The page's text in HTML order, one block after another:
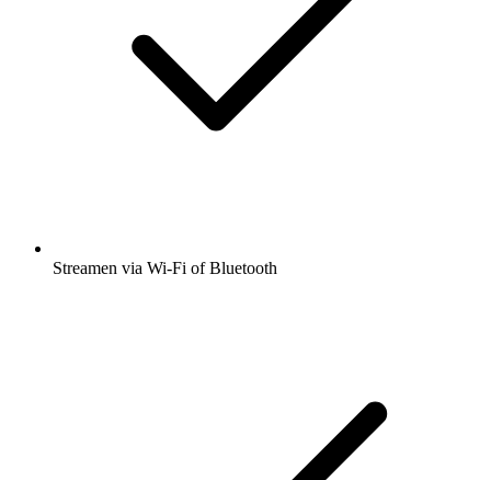
Streamen via Wi-Fi of Bluetooth